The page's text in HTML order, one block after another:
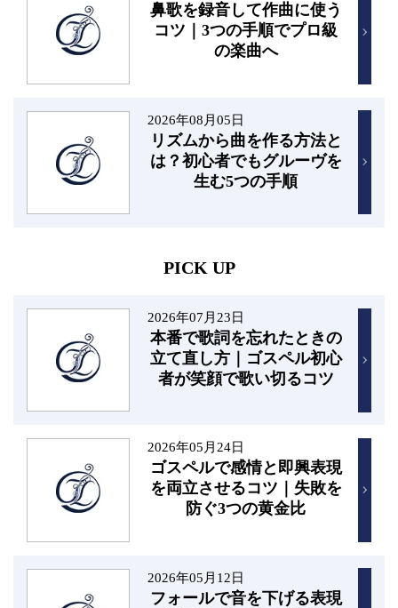
鼻歌を録音して作曲に使う
コツ｜3つの手順でプロ級
の楽曲へ
2026年08月05日
リズムから曲を作る方法と
は？初心者でもグルーヴを
生む5つの手順
PICK UP
2026年07月23日
本番で歌詞を忘れたときの
立て直し方｜ゴスペル初心
者が笑顔で歌い切るコツ
2026年05月24日
ゴスペルで感情と即興表現
を両立させるコツ｜失敗を
防ぐ3つの黄金比
2026年05月12日
フォールで音を下げる表現